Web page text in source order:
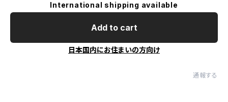
International shipping available
Add to cart
日本国内にお住まいの方向け
通報する